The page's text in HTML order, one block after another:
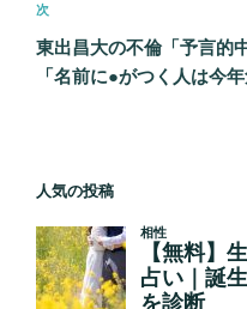
ー
シ
ョ
次
の
投
次
東出昌大の不倫「予言的
「名前に●がつく人は今年
人気の投稿